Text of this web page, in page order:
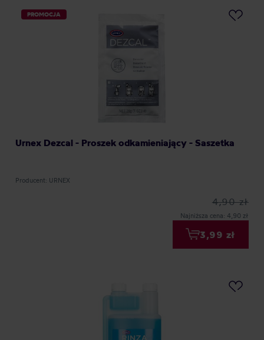
PROMOCJA
Urnex Dezcal - Proszek odkamieniający - Saszetka
Producent: URNEX
4,90 zł
Najniższa cena: 4,90 zł
3,99 zł